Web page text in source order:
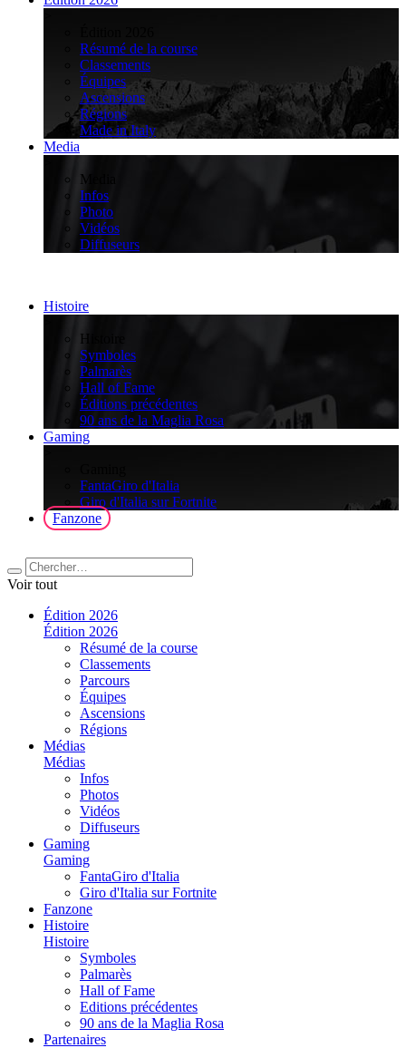
Résumé de la course
Classements
Équipes
Ascensions
Régions
Made in Italy
Media
Media
Infos
Photo
Vidéos
Diffuseurs
Histoire
Histoire
Symboles
Palmarès
Hall of Fame
Éditions précédentes
90 ans de la Maglia Rosa
Gaming
FantaGiro d'Italia
Giro d'Italia sur Fortnite
Fanzone
Voir tout
Édition 2026
Édition 2026
Résumé de la course
Classements
Parcours
Équipes
Ascensions
Régions
Médias
Médias
Infos
Photos
Vidéos
Diffuseurs
Gaming
Gaming
FantaGiro d'Italia
Giro d'Italia sur Fortnite
Fanzone
Histoire
Histoire
Symboles
Palmarès
Hall of Fame
Editions précédentes
90 ans de la Maglia Rosa
Partenaires